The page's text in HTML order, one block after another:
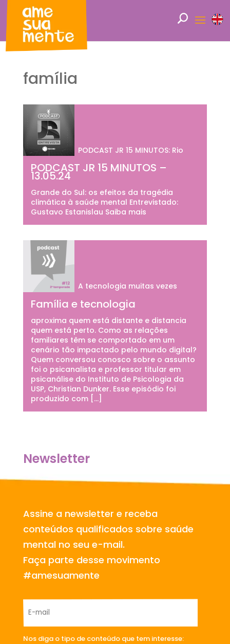
família
PODCAST JR 15 MINUTOS –
13.05.24
PODCAST JR 15 MINUTOS: Rio
Grande do Sul: os efeitos da tragédia
climática à saúde mental Entrevistado:
Gustavo Estanislau Saiba mais
Família e tecnologia
A tecnologia muitas vezes
aproxima quem está distante e distancia
quem está perto. Como as relações
familiares têm se comportado em um
cenário tão impactado pelo mundo digital?
Quem conversou conosco sobre o assunto
foi o psicanalista e professor titular em
psicanálise do Instituto de Psicologia da
USP, Christian Dunker. Esse episódio foi
produzido com […]
Newsletter
Assine a newsletter e receba
conteúdos qualificados sobre saúde
mental no seu e-mail.
Faça parte desse movimento
#amesuamente
Nos diga o tipo de conteúdo que tem interesse: